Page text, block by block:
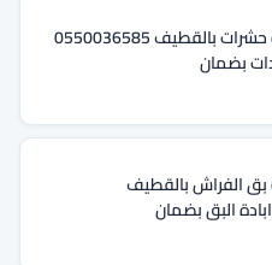
شركة مكافحة حشرات بالقطيف 0550036585
بضمان
الفراش بالقطيف